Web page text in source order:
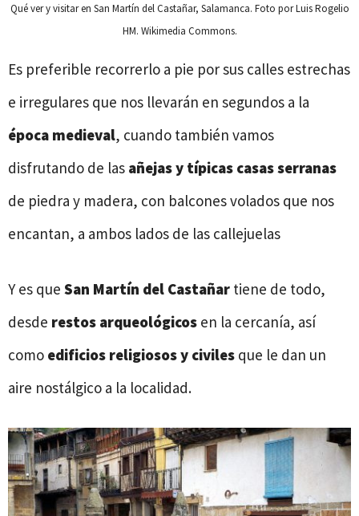
Qué ver y visitar en San Martín del Castañar, Salamanca. Foto por Luis Rogelio
HM. Wikimedia Commons.
Es preferible recorrerlo a pie por sus calles estrechas
e irregulares que nos llevarán en segundos a la
época medieval, cuando también vamos
disfrutando de las añejas y típicas casas serranas
de piedra y madera, con balcones volados que nos
encantan, a ambos lados de las callejuelas
Y es que San Martín del Castañar tiene de todo,
desde restos arqueológicos en la cercanía, así
como edificios religiosos y civiles que le dan un
aire nostálgico a la localidad.